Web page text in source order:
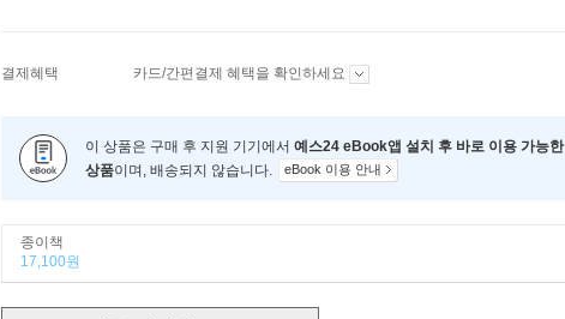
결제혜택 카드/간편결제 혜택을 확인하세요
이 상품은 구매 후 지원 기기에서 예스24 eBook앱 설치 후 바로 이용 가능한
상품이며, 배송되지 않습니다. eBook 이용 안내
종이책
17,100원